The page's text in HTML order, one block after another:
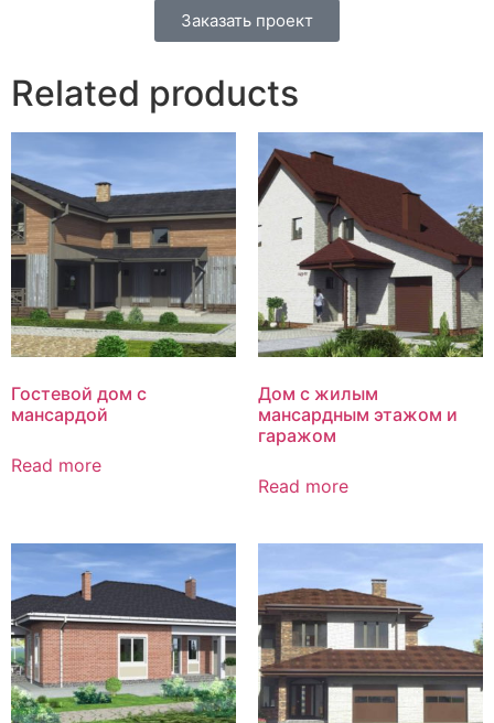
Заказать проект
Related products
Гостевой дом с
мансардой
Read more
Дом с жилым
мансардным этажом и
гаражом
Read more